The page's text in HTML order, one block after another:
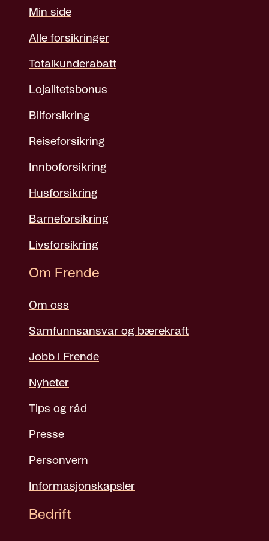
Min side
Alle forsikringer
Totalkunderabatt
Lojalitetsbonus
Bilforsikring
Reiseforsikring
Innboforsikring
Husforsikring
Barneforsikring
Livsforsikring
Om Frende
Om oss
Samfunnsansvar og bærekraft
Jobb i Frende
Nyheter
Tips og råd
Presse
Personvern
Informasjonskapsler
Bedrift